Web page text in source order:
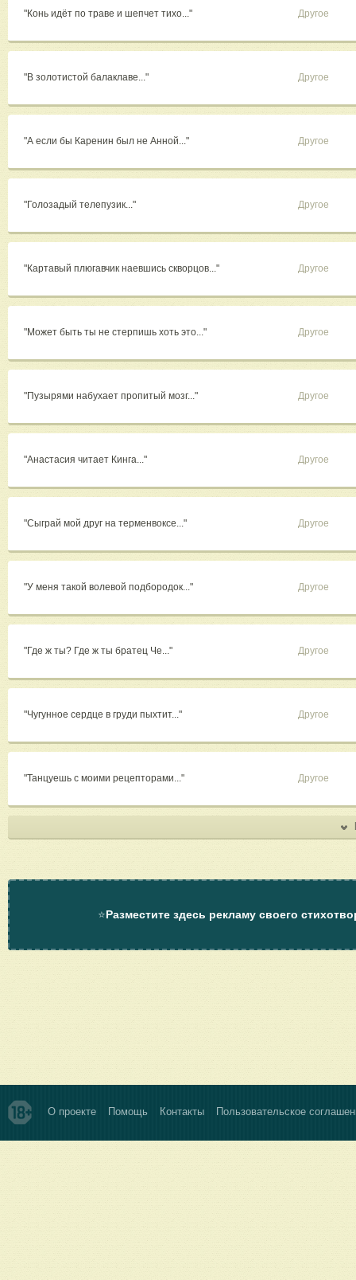
"Конь идёт по траве и шепчет тихо..." Другое
"В золотистой балаклаве..." Другое
"А если бы Каренин был не Анной..." Другое
"Голозадый телепузик..." Другое
"Картавый плюгавчик наевшись скворцов..." Другое
"Может быть ты не стерпишь хоть это..." Другое
"Пузырями набухает пропитый мозг..." Другое
"Анастасия читает Кинга..." Другое
"Сыграй мой друг на терменвоксе..." Другое
"У меня такой волевой подбородок..." Другое
"Где ж ты? Где ж ты братец Че..." Другое
"Чугунное сердце в груди пыхтит..." Другое
"Танцуешь с моими рецепторами..." Другое
⭐Разместите здесь рекламу своего
О проекте Помощь Контакты Пользовательское